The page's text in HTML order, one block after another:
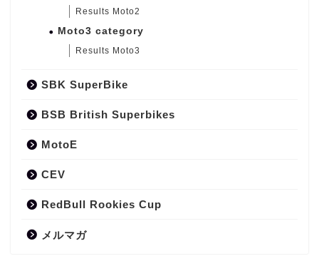
Results Moto2
Moto3 category
Results Moto3
SBK SuperBike
BSB British Superbikes
MotoE
CEV
RedBull Rookies Cup
メルマガ